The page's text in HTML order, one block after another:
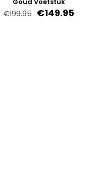
€199.95 €149.95